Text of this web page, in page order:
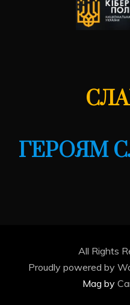
ГЕРОЯМ
All Rights
Proudly powered by
Mag by